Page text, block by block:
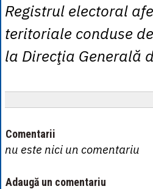
Registrul electoral
teritoriale conduse
la Direcţia Generală
Comentarii
nu este nici un comentariu
Adaugă un comentariu